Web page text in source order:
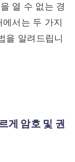
열 수 없는 경
서는 두 가지
을 알려드립니
게 암호 및 권